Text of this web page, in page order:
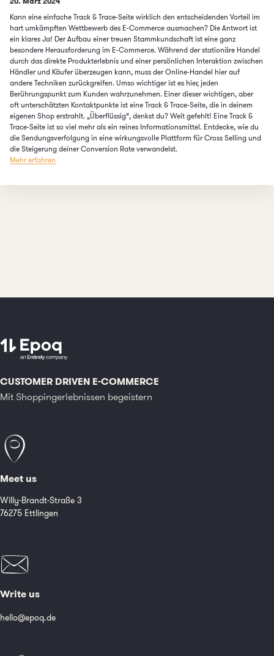
Kann eine einfache Track & Trace-Seite wirklich den entscheidenden Vorteil im
hart umkämpften Wettbewerb des E-Commerce ausmachen? Die Antwort ist
ein klares Ja! Der Aufbau einer treuen Stammkundschaft ist eine ganz
besondere Herausforderung im E-Commerce. Während der stationäre Handel
durch das direkte Produkterlebnis und einer persönlichen Interaktion zwischen
Händler und Käufer überzeugen kann, muss der Online-Handel hier auf
andere Techniken zurückgreifen. Umso wichtiger ist es hier, jeden
Berührungspunkt zum Kunden wahrzunehmen. Einer dieser wichtigen, aber
oft unterschätzten Kontaktpunkte ist eine Track & Trace-Seite, die in deinem
eigenen Shop erstrahlt. „Überflüssig“, denkst du? Weit gefehlt! Eine Track &
Trace-Seite ist so viel mehr als ein reines Informationsmittel. Entdecke, wie du
die Sendungsverfolgung in eine wirkungsvolle Plattform für Cross Selling und
die Steigerung deiner Conversion Rate verwandelst.
Mehr erfahren
CUSTOMER DRIVEN E-COMMERCE
Mit Shoppingerlebnissen begeistern
Meet us
Willy-Brandt-Straße 3
76275 Ettlingen
Write us
hello@epoq.de